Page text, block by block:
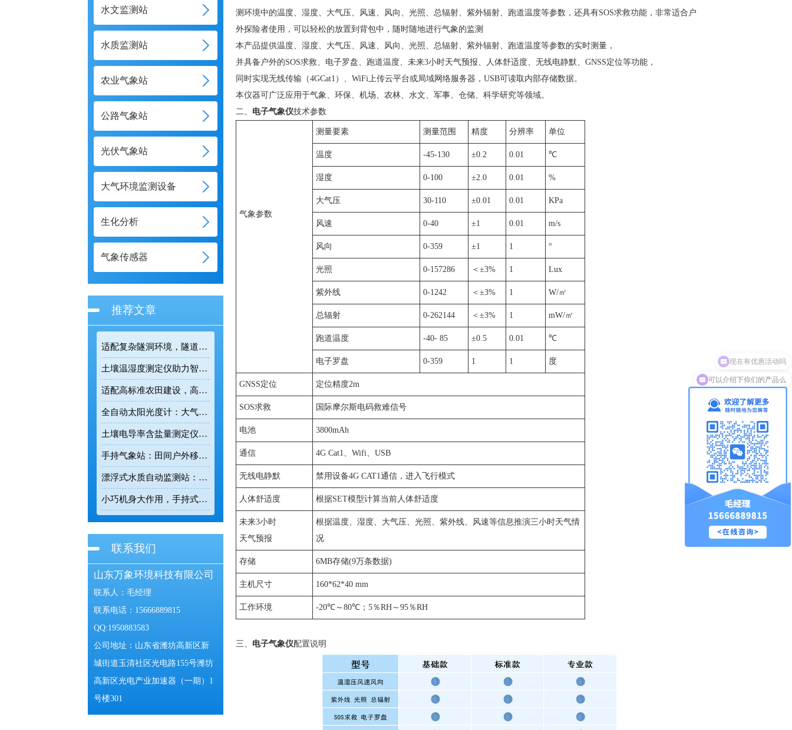
水文监测站
水质监测站
农业气象站
公路气象站
光伏气象站
大气环境监测设备
生化分析
气象传感器
推荐文章
适配复杂隧洞环境，隧道气体检测仪守护基建施工安全
土壤温湿度测定仪助力智慧农业，实现土壤环境精细化管控
适配高标准农田建设，高标准农田气象监测系统助力粮食稳产增收
全自动太阳光度计：大气环境观测工作中的专业智能监测设备
土壤电导率含盐量测定仪：科学改良盐碱地的田间检测利器
手持气象站：田间户外移动式气象监测的智能便携装备
漂浮式水质自动监测站：漂浮式监测让水质变化有据可查
小巧机身大作用，手持式电波流速仪让河道流速监测精准可控
联系我们
山东万象环境科技有限公司
联系人：毛经理
联系电话：15666889815
QQ:1950883583
公司地址：山东省潍坊高新区新
城街道玉清社区光电路155号潍坊
高新区光电产业加速器（一期）1
号楼301
测环境中的温度、湿度、大气压、风速、风向、光照、总辐射、紫外辐射、跑道温度等参数，还具有SOS求救功能，非常适合户
外探险者使用，可以轻松的放置到背包中，随时随地进行气象的监测
本产品提供温度、湿度、大气压、风速、风向、光照、总辐射、紫外辐射、跑道温度等参数的实时测量，
并具备户外的SOS求救、电子罗盘、跑道温度、未来3小时天气预报、人体舒适度、无线电静默、GNSS定位等功能，
同时实现无线传输（4GCat1）、WiFi上传云平台或局域网络服务器，USB可读取内部存储数据。
本仪器可广泛应用于气象、环保、机场、农林、水文、军事、仓储、科学研究等领域。
二、 电子气象仪技术参数
气象参数
测量要素 测量范围 精度 分辨率 单位
温度 -45-130 ±0.2 0.01 ℃
湿度 0-100 ±2.0 0.01 %
大气压 30-110 ±0.01 0.01 KPa
风速 0-40 ±1 0.01 m/s
风向 0-359 ±1 1 °
光照 0-157286 ＜±3% 1 Lux
紫外线 0-1242 ＜±3% 1 W/㎡
总辐射 0-262144 ＜±3% 1 mW/㎡
跑道温度 -40- 85 ±0.5 0.01 ℃
电子罗盘 0-359 1 1 度
GNSS定位 定位精度2m
SOS求救 国际摩尔斯电码救难信号
电池 3800mAh
通信 4G Cat1、Wifi、USB
无线电静默 禁用设备4G CAT1通信，进入飞行模式
人体舒适度 根据SET模型计算当前人体舒适度
未来3小时
天气预报
根据温度、湿度、大气压、光照、紫外线、风速等信息推演三小时天气情
况
存储 6MB存储(9万条数据)
主机尺寸 160*62*40 mm
工作环境 -20℃～80℃；5％RH～95％RH
三、 电子气象仪配置说明